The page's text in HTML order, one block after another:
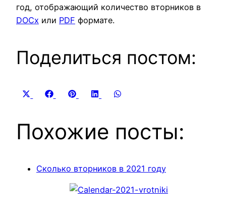
год, отображающий количество вторников в
DOCx или PDF формате.
Поделиться постом:
Share
Share
Facebook
Share
PinterestShare
LinkedIn
Похожие посты:
Сколько вторников в 2021 году